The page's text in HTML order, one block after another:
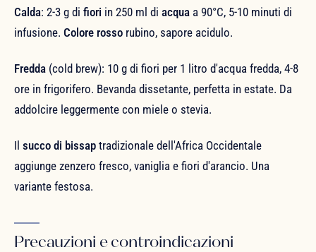
Calda: 2-3 g di fiori in 250 ml di acqua a 90°C, 5-10 minuti di
infusione. Colore rosso rubino, sapore acidulo.
Fredda (cold brew): 10 g di fiori per 1 litro d'acqua fredda, 4-8
ore in frigorifero. Bevanda dissetante, perfetta in estate. Da
addolcire leggermente con miele o stevia.
Il succo di bissap tradizionale dell'Africa Occidentale
aggiunge zenzero fresco, vaniglia e fiori d'arancio. Una
variante festosa.
Precauzioni e controindicazioni